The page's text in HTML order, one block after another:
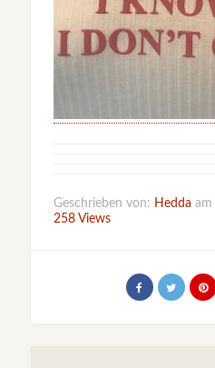
Geschrieben von: Hedda am
258 Views